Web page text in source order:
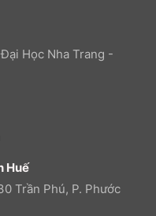
Học Nha Trang -
Huế
Trần Phú, P. Phước